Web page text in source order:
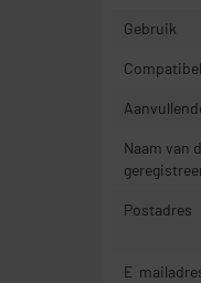
Gebruik
Compatibel
Naam van
Postadres
E-